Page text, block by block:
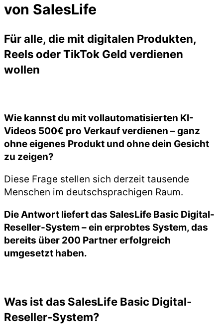
von SalesLife
Für alle, die mit digitalen Produkten,
Reels oder TikTok Geld verdienen
wollen
Wie kannst du mit vollautomatisierten KI-
Videos 500€ pro Verkauf verdienen – ganz
ohne eigenes Produkt und ohne dein Gesicht
zu zeigen?
Diese Frage stellen sich derzeit tausende
Menschen im deutschsprachigen Raum.
Die Antwort liefert das SalesLife Basic Digital-
Reseller-System – ein erprobtes System, das
bereits über 200 Partner erfolgreich
umgesetzt haben.
Was ist das SalesLife Basic Digital-
Reseller-System?